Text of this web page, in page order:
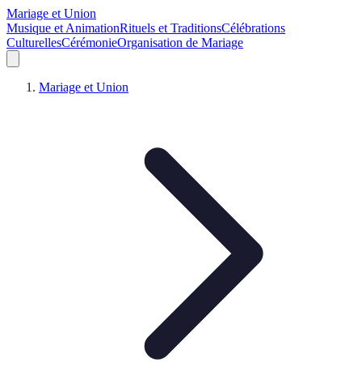
Mariage et Union
Musique et AnimationRituels et TraditionsCélébrations
CulturellesCérémonieOrganisation de Mariage
Mariage et Union